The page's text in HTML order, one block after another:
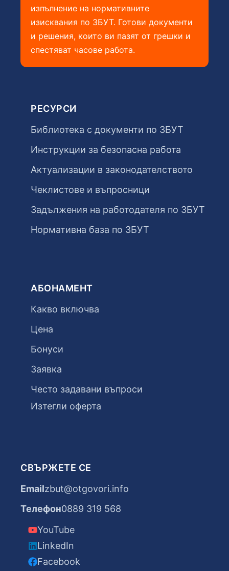
изпълнение на нормативните
изисквания по ЗБУТ. Готови документи
и решения, които ви пазят от грешки и
спестяват часове работа.
РЕСУРСИ
Библиотека с документи по ЗБУТ
Инструкции за безопасна работа
Актуализации в законодателството
Чеклистове и въпросници
Задължения на работодателя по ЗБУТ
Нормативна база по ЗБУТ
АБОНАМЕНТ
Какво включва
Цена
Бонуси
Заявка
Често задавани въпроси
Изтегли оферта
СВЪРЖЕТЕ СЕ
Emailzbut@otgovori.info
Телефон0889 319 568
YouTube
LinkedIn
Facebook